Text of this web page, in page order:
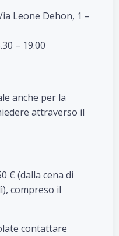
Leone Dehon, 1 –
– 19.00
anche per la
attraverso il
€ (dalla cena di
compreso il
contattare